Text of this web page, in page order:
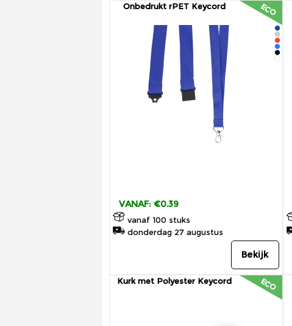
ECO
Onbedrukt rPET Keycord
VANAF: €0.39
vanaf 100 stuks
donderdag 27 augustus
Bekijk
ECO
Kurk met Polyester Keycord